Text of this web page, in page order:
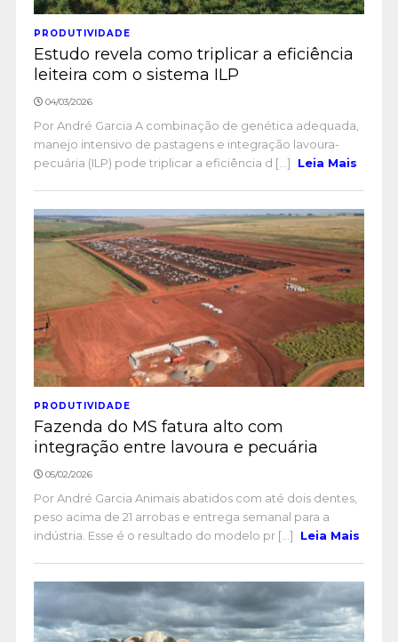
PRODUTIVIDADE
Estudo revela como triplicar a eficiência
leiteira com o sistema ILP
04/03/2026
Por André Garcia A combinação de genética adequada,
manejo intensivo de pastagens e integração lavoura-
pecuária (ILP) pode triplicar a eficiência d [...]
Leia Mais
PRODUTIVIDADE
Fazenda do MS fatura alto com
integração entre lavoura e pecuária
05/02/2026
Por André Garcia Animais abatidos com até dois dentes,
peso acima de 21 arrobas e entrega semanal para a
indústria. Esse é o resultado do modelo pr [...]
Leia Mais